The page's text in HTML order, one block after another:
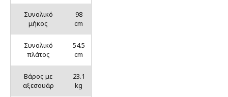
Συνολικό
μήκος
98
cm
Συνολικό
πλάτος
54.5
cm
Βάρος με
αξεσουάρ
23.1
kg